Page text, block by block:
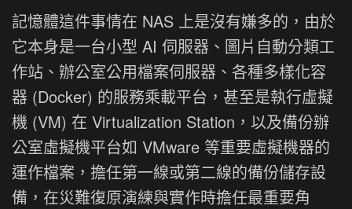
記憶體這件事情在 NAS 上是沒有嫌多的，由於
它本身是一台小型 AI 伺服器、圖片自動分類工
作站、辦公室公用檔案伺服器、各種多樣化容
器 (Docker) 的服務乘載平台，甚至是執行虛擬
機 (VM) 在 Virtualization Station，以及備份辦
公室虛擬機平台如 VMware 等重要虛擬機器的
運作檔案，擔任第一線或第二線的備份儲存設
備，在災難復原演練與實作時擔任最重要角